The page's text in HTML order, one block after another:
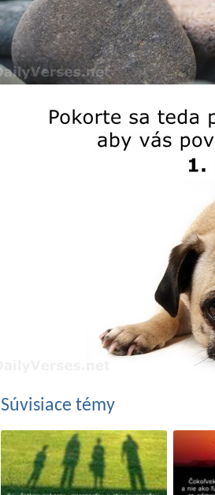
Súvisiace témy